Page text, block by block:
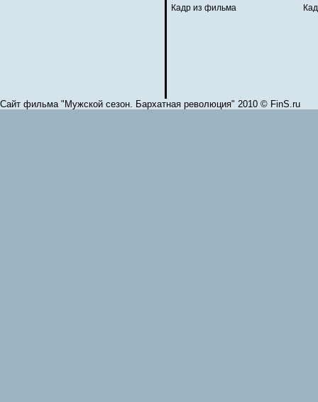
Кадр из фильма
Сайт фильма "Мужской сезон. Бархатная революция" 2010 © FinS.ru